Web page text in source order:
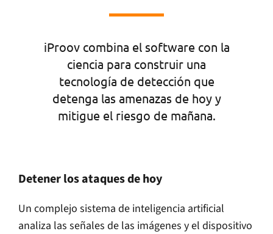
iProov combina el software con la
ciencia para construir una
tecnología de detección que
detenga las amenazas de hoy y
mitigue el riesgo de mañana.
Detener los ataques de hoy
Un complejo sistema de inteligencia artificial
analiza las señales de las imágenes y el dispositivo